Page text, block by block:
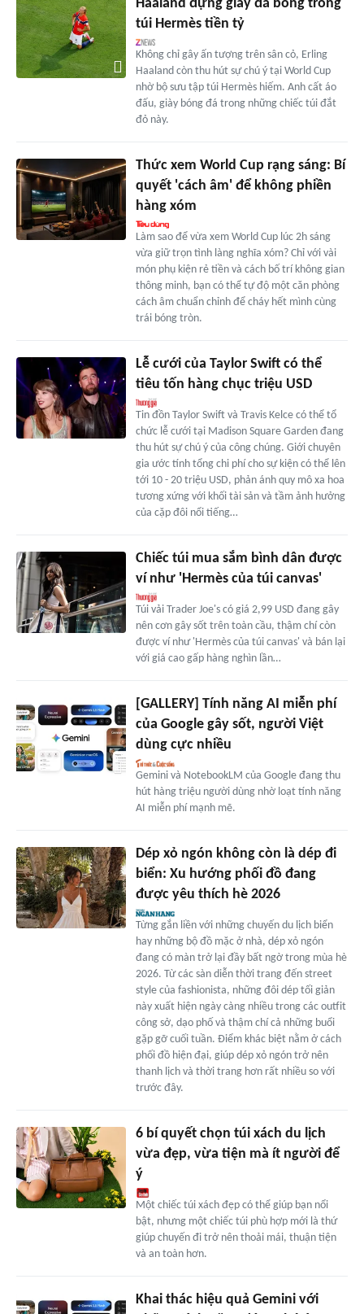
Haaland đựng giày đá bóng trong
túi Hermès tiền tỷ
Không chỉ gây ấn tượng trên sân cỏ, Erling
Haaland còn thu hút sự chú ý tại World Cup
nhờ bộ sưu tập túi Hermès hiếm. Anh cất áo
đấu, giày bóng đá trong những chiếc túi đắt
đỏ này.
Thức xem World Cup rạng sáng: Bí
quyết 'cách âm' để không phiền
hàng xóm
Làm sao để vừa xem World Cup lúc 2h sáng
vừa giữ trọn tình làng nghĩa xóm? Chỉ với vài
món phụ kiện rẻ tiền và cách bố trí không gian
thông minh, bạn có thể tự độ một căn phòng
cách âm chuẩn chỉnh để cháy hết mình cùng
trái bóng tròn.
Lễ cưới của Taylor Swift có thể
tiêu tốn hàng chục triệu USD
Tin đồn Taylor Swift và Travis Kelce có thể tổ
chức lễ cưới tại Madison Square Garden đang
thu hút sự chú ý của công chúng. Giới chuyên
gia ước tính tổng chi phí cho sự kiện có thể lên
tới 10 - 20 triệu USD, phản ánh quy mô xa hoa
tương xứng với khối tài sản và tầm ảnh hưởng
của cặp đôi nổi tiếng…
Chiếc túi mua sắm bình dân được
ví như 'Hermès của túi canvas'
Túi vải Trader Joe's có giá 2,99 USD đang gây
nên cơn gây sốt trên toàn cầu, thậm chí còn
được ví như 'Hermès của túi canvas' và bán lại
với giá cao gấp hàng nghìn lần…
[GALLERY] Tính năng AI miễn phí
của Google gây sốt, người Việt
dùng cực nhiều
Gemini và NotebookLM của Google đang thu
hút hàng triệu người dùng nhờ loạt tính năng
AI miễn phí mạnh mẽ.
Dép xỏ ngón không còn là dép đi
biển: Xu hướng phối đồ đang
được yêu thích hè 2026
Từng gắn liền với những chuyến du lịch biển
hay những bộ đồ mặc ở nhà, dép xỏ ngón
đang có màn trở lại đầy bất ngờ trong mùa hè
2026. Từ các sàn diễn thời trang đến street
style của fashionista, những đôi dép tối giản
này xuất hiện ngày càng nhiều trong các outfit
công sở, dạo phố và thậm chí cả những buổi
gặp gỡ cuối tuần. Điểm khác biệt nằm ở cách
phối đồ hiện đại, giúp dép xỏ ngón trở nên
thanh lịch và thời trang hơn rất nhiều so với
trước đây.
6 bí quyết chọn túi xách du lịch
vừa đẹp, vừa tiện mà ít người để
ý
Một chiếc túi xách đẹp có thể giúp bạn nổi
bật, nhưng một chiếc túi phù hợp mới là thứ
giúp chuyến đi trở nên thoải mái, thuận tiện
và an toàn hơn.
Khai thác hiệu quả Gemini với